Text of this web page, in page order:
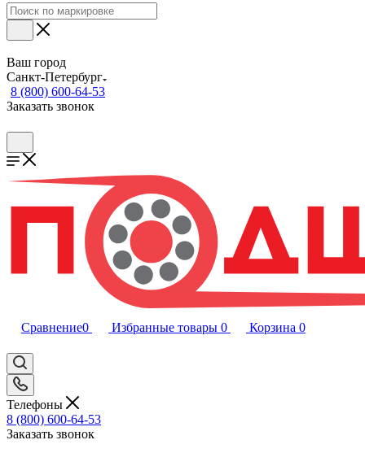
Ваш город
Санкт-Петербург
8 (800) 600-64-53
Заказать звонок
Сравнение0 Избранные товары 0 Корзина 0
Телефоны
8 (800) 600-64-53
Заказать звонок